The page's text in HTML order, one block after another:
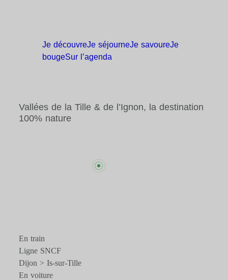
Je découvreJe séjourneJe savoureJe
bougeSur l’agenda
Vallées de la Tille & de l’Ignon, la destination
100% nature
En train
Ligne SNCF
Dijon > Is-sur-Tille
En voiture